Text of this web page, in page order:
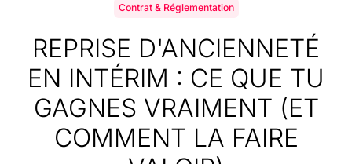
Contrat & Réglementation
REPRISE D'ANCIENNETÉ
EN INTÉRIM : CE QUE TU
GAGNES VRAIMENT (ET
COMMENT LA FAIRE